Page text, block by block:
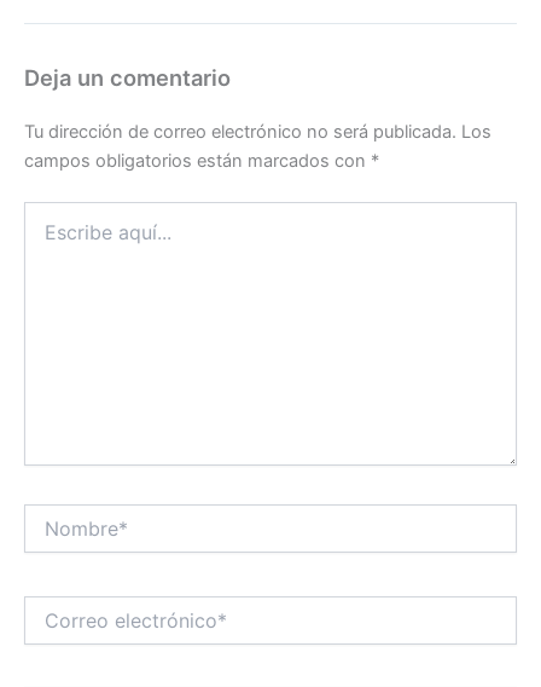
Deja un comentario
Tu dirección de correo electrónico no será publicada. Los
campos obligatorios están marcados con *
aquí...
electrónico*